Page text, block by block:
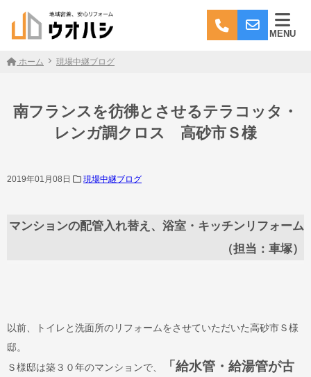
MENU
ホーム 現場中継ブログ
南フランスを彷彿とさせるテラコッタ・
レンガ調クロス 高砂市Ｓ様
2019年01月08日 現場中継ブログ
マンションの配管入れ替え、浴室・キッチンリフォーム
（担当：車塚）
以前、トイレと洗面所のリフォームをさせていただいた高砂市Ｓ様
邸。
Ｓ様邸は築３０年のマンションで、
「給水管・給湯管が古